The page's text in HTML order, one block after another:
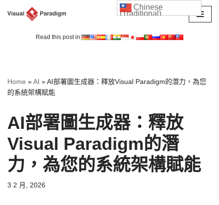
Read this post in:
Home »AI »AI部署圖生成器：釋放Visual Paradigm的潛力，為您
的系統架構賦能
AI部署圖生成器：釋放
Visual Paradigm的潛
力，為您的系統架構賦能
3 2 月, 2026
Chinese
(Traditional)